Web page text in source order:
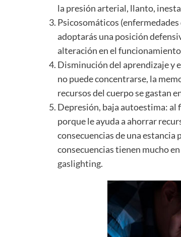
la presión arterial, llanto,
Psicosomáticos
adoptarás una posición
alteración en el
Disminución del aprendizaje y
no puede concentrarse, la
recursos del cuerpo se gastan
Depresión, baja autoestima: al
porque le ayuda a ahorrar
consecuencias de una estancia
consecuencias tienen mucho
gaslighting.